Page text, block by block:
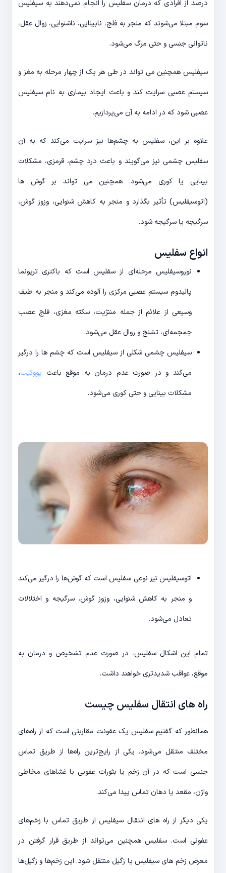
درصد از افرادی که درمان سفلیس را انجام نمی‌دهند به سیفلیس
سوم مبتلا می‌شوند که منجر به فلج، نابینایی، ناشنوایی، زوال عقل،
ناتوانی جنسی و حتی مرگ می‌شود.
سیفلیس همچنین می تواند در طی هر یک از چهار مرحله به مغز و
سیستم عصبی سرایت کند و باعث ایجاد بیماری به نام سیفلیس
عصبی شود که در ادامه به آن می‌پردازیم.
علاوه بر این، سفلیس به چشم‌ها نیز سرایت می‌کند که به آن
سفلیس چشمی نیز می‌گویند و باعث درد چشم، قرمزی، مشکلات
بینایی یا کوری می‌شود. همچنین می تواند بر گوش ها
(اتوسیفلیس) تأثیر بگذارد و منجر به کاهش شنوایی، وزوز گوش،
سرگیجه یا سرگیجه شود.
انواع سفلیس
نوروسیفلیس مرحله‌ای از سفلیس است که باکتری ترپونما
پالیدوم سیستم عصبی مرکزی را آلوده می‌کند و منجر به طیف
وسیعی از علائم از جمله مننژیت، سکته مغزی، فلج عصب
جمجمه‌ای، تشنج و زوال عقل می‌شود.
سیفلیس چشمی شکلی از سیفلیس است که چشم ها را درگیر
می‌کند و در صورت عدم درمان به موقع باعث یووئیت،
مشکلات بینایی و حتی کوری می‌شود.
اتوسیفلیس نیز نوعی سفلیس است که گوش‌ها را درگیر می‌کند
و منجر به کاهش شنوایی، وزوز گوش، سرگیجه و اختلالات
تعادل می‌شود.
تمام این اشکال سفلیس، در صورت عدم تشخیص و درمان به
موقع، عواقب شدیدتری خواهند داشت.
راه های انتقال سفلیس چیست
همانطور که گفتیم سفلیس یک عفونت مقاربتی است که از راه‌های
مختلف منتقل می‌شود. یکی از رایج‌ترین راه‌ها از طریق تماس
جنسی است که در آن زخم یا بثورات عفونی با غشاهای مخاطی
واژن، مقعد یا دهان تماس پیدا می‌کند.
یکی دیگر از راه های انتقال سیفلیس از طریق تماس با زخم‌های
عفونی است. سفلیس همچنین می‌تواند از طریق قرار گرفتن در
معرض زخم های سیفلیس یا زگیل منتقل شود. این زخم‌ها و زگیل‌ها